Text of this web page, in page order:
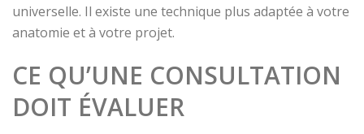
universelle. Il existe une technique plus adaptée à votre
anatomie et à votre projet.
CE QU’UNE CONSULTATION
DOIT ÉVALUER